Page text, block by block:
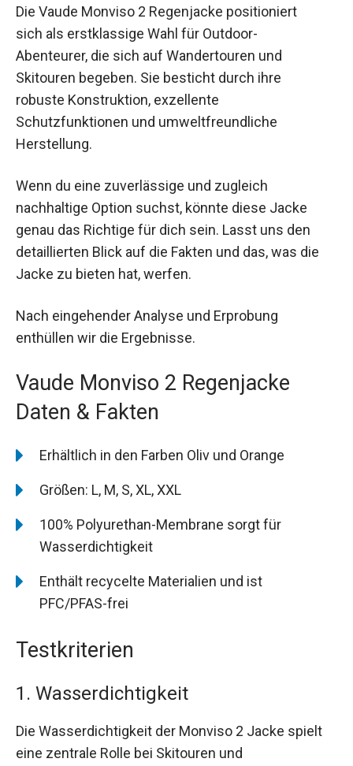
Die Vaude Monviso 2 Regenjacke positioniert
sich als erstklassige Wahl für Outdoor-
Abenteurer, die sich auf Wandertouren und
Skitouren begeben. Sie besticht durch ihre
robuste Konstruktion, exzellente
Schutzfunktionen und umweltfreundliche
Herstellung.
Wenn du eine zuverlässige und zugleich
nachhaltige Option suchst, könnte diese Jacke
genau das Richtige für dich sein. Lasst uns den
detaillierten Blick auf die Fakten und das, was die
Jacke zu bieten hat, werfen.
Nach eingehender Analyse und Erprobung
enthüllen wir die Ergebnisse.
Vaude Monviso 2 Regenjacke
Daten & Fakten
Erhältlich in den Farben Oliv und Orange
Größen: L, M, S, XL, XXL
100% Polyurethan-Membrane sorgt für
Wasserdichtigkeit
Enthält recycelte Materialien und ist
PFC/PFAS-frei
Testkriterien
1. Wasserdichtigkeit
Die Wasserdichtigkeit der Monviso 2 Jacke spielt
eine zentrale Rolle bei Skitouren und